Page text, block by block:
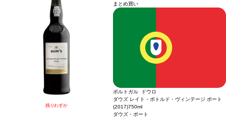
残りわずか
まとめ買い
ポルトガル ドウロ
ダウズ レイト・ボトルド・ヴィンテージ ポート
(2017)750ml
ダウズ・ポート